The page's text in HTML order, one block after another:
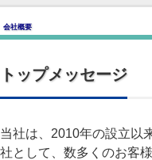
会社概要
トップメッセージ
当社は、2010年の設立以
社として、数多くのお客